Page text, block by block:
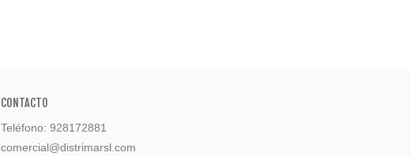
CONTACTO
Teléfono: 928172881
comercial@distrimarsl.com